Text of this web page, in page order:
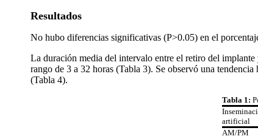
Resultados
No hubo diferencias significativas (P>0.05) en el
La duración media del intervalo entre el retiro del
rango de 3 a 32 horas (Tabla 3). Se observó una
(Tabla 4).
Tabla 1:
artificial
AM/PM